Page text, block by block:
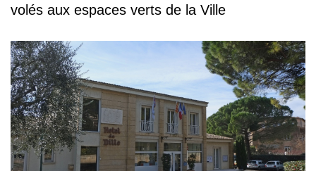
volés aux espaces verts de la Ville